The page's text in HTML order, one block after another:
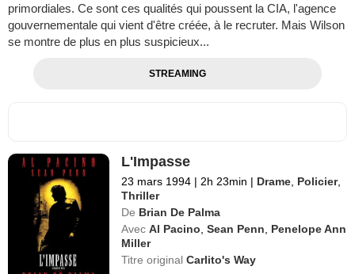
primordiales. Ce sont ces qualités qui poussent la CIA, l'agence
gouvernementale qui vient d'être créée, à le recruter. Mais Wilson
se montre de plus en plus suspicieux...
STREAMING
L'Impasse
23 mars 1994 | 2h 23min | Drame Policier,
Thriller
De Brian De Palma
Avec Al Pacino ,Sean Penn
Penelope Ann
Miller
Titre originalCarlito's Way